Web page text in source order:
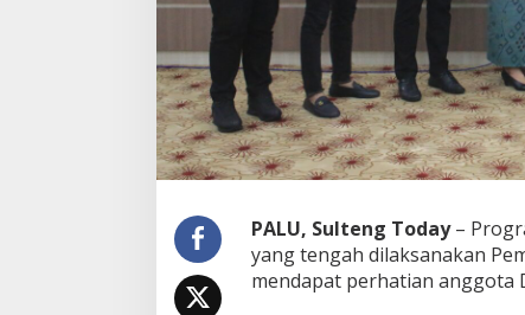
PALU, Sulteng Today–
yang tengah dilaksanakan
mendapat perhatian anggota